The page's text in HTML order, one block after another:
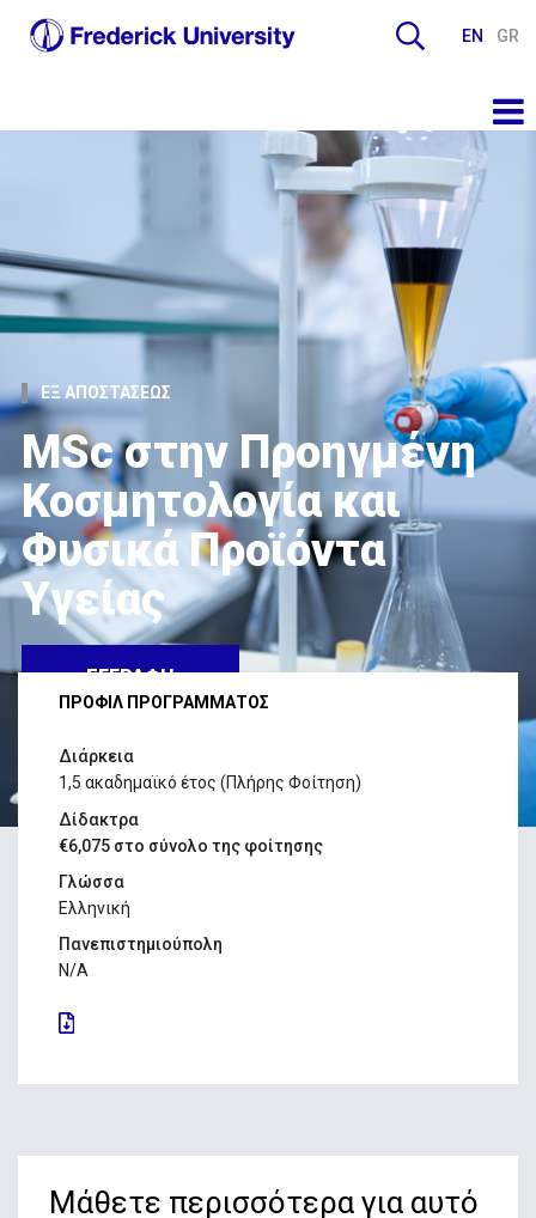
EN GR
ΕΞ ΑΠΟΣΤΑΣΕΩΣ
MSc στην Προηγμένη
Κοσμητολογία και
Φυσικά Προϊόντα
Υγείας
ΕΓΓΡΑΦΗ
ΠΡΟΦΙΛ ΠΡΟΓΡΑΜΜΑΤΟΣ
Διάρκεια
1,5 ακαδημαϊκό έτος (Πλήρης Φοίτηση)
Δίδακτρα
€6,075 στο σύνολο της φοίτησης
Γλώσσα
Ελληνική
Πανεπιστημιούπολη
N/A
Μάθετε περισσότερα για αυτό